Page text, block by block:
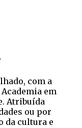
com a
em
Atribuída
ou por
da cultura e